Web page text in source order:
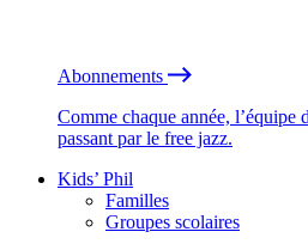
Abonnements
Comme chaque année, l’équipe
passant par le free jazz.
Kids’ Phil
Familles
Groupes scolaires